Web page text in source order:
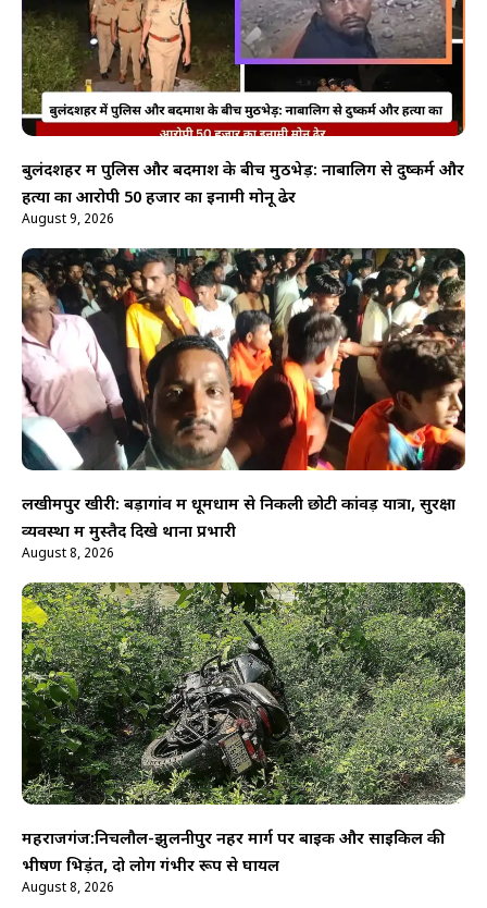
बुलंदशहर में पुलिस और बदमाश के बीच मुठभेड़: नाबालिग से दुष्कर्म और
हत्या का आरोपी 50 हजार का इनामी मोनू ढेर
August 9, 2026
लखीमपुर खीरी: बड़ागांव में धूमधाम से निकली छोटी कांवड़ यात्रा, सुरक्षा
व्यवस्था में मुस्तैद दिखे थाना प्रभारी
August 8, 2026
महराजगंज:निचलौल-झुलनीपुर नहर मार्ग पर बाइक और साइकिल की
भीषण भिड़ंत, दो लोग गंभीर रूप से घायल
August 8, 2026